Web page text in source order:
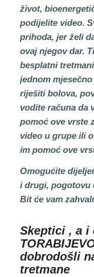
život,
podijelite video.
prihoda, jer želi
ovaj njegov dar.
besplatni
jednom
riješiti bolova,
vodite računa da
pomoć ove vrste
video u grupe ili
im pomoć ove
Omogućite
i drugi, pogotovu
Bit će vam
Skeptici , a i
dobrodošli
tretmane